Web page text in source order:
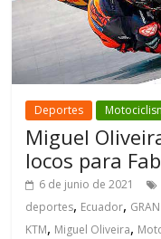
Deportes
Miguel
locos para
6 de junio de 2021
deportes, Ecuador,
KTM, Miguel Oliveira,